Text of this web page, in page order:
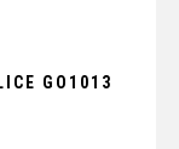
GO1013